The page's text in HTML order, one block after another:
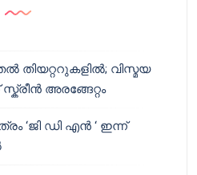
തിയറ്ററുകളിൽ; വിസ്മയ
അരങ്ങേറ്റം
‘ജി ഡി എൻ ‘ ഇന്ന്